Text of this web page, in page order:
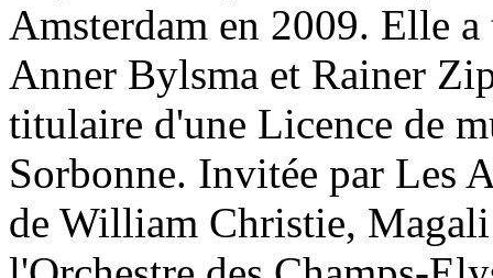
Amsterdam en 2009. Elle
Anner Bylsma et Rainer
titulaire d'une Licence de
Sorbonne. Invitée par Les
de William Christie,